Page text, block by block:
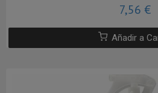
7,56 €
Añadir a